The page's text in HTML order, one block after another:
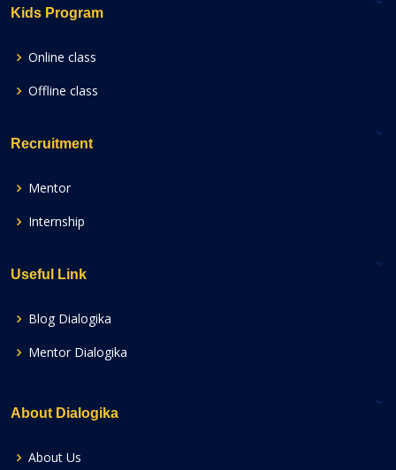
Kids Program
Online class
Offline class
Recruitment
Mentor
Internship
Useful Link
Blog Dialogika
Mentor Dialogika
About Dialogika
About Us